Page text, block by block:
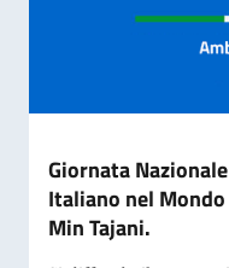
Giornata
Italiano nel
Min Tajani.